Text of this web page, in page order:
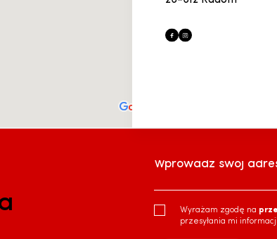
Wprowadź swój
Wyrażam zgodę na
przesyłania mi